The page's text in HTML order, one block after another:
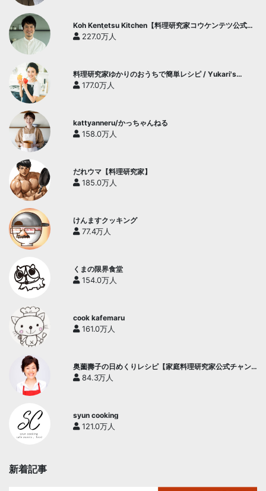
Koh Kentetsu Kitchen【料理研究家コウケンテツ公式チ
ャンネル】
227.0万人
料理研究家ゆかりのおうちで簡単レシピ / Yukari's
Kitchen
177.0万人
kattyanneru/かっちゃんねる
158.0万人
だれウマ【料理研究家】
185.0万人
けんますクッキング
77.4万人
くまの限界食堂
154.0万人
cook kafemaru
161.0万人
奥薗壽子の日めくりレシピ【家庭料理研究家公式チャン
ネル】
84.3万人
syun cooking
121.0万人
新着記事